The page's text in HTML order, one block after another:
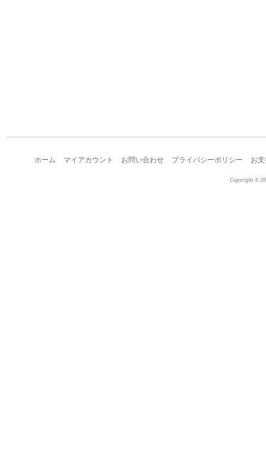
ホーム マイアカウント お問い合わせ プライバシーポリシー お
Copyright ©